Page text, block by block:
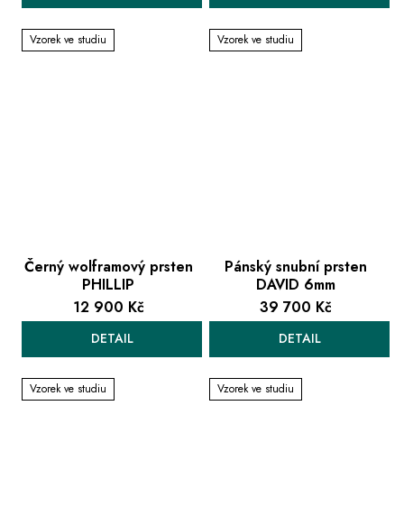
Vzorek ve studiu
Černý wolframový prsten
PHILLIP
12 900 Kč
DETAIL
Vzorek ve studiu
Pánský snubní prsten
DAVID 6mm
39 700 Kč
DETAIL
Vzorek ve studiu Vzorek ve studiu